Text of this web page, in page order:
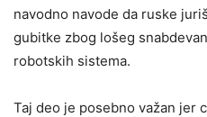
navodno navode da ruske
gubitke zbog lošeg
robotskih sistema.
Taj deo je posebno važan jer